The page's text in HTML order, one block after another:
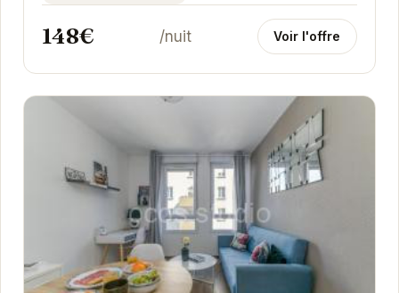
148€ /nuit Voir l'offre